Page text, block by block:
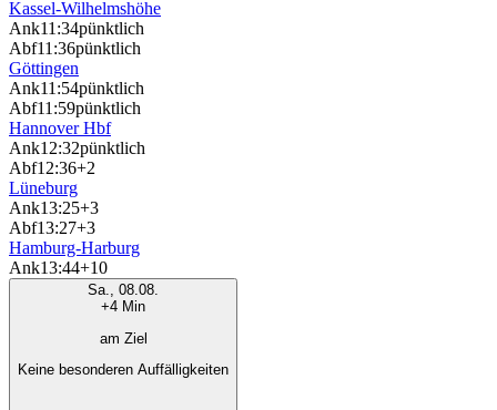
Kassel-Wilhelmshöhe
Ank11:34pünktlich
Abf11:36pünktlich
Göttingen
Ank11:54pünktlich
Abf11:59pünktlich
Hannover Hbf
Ank12:32pünktlich
Abf12:36+2
Lüneburg
Ank13:25+3
Abf13:27+3
Hamburg-Harburg
Ank13:44+10
Sa., 08.08.
+4 Min
am Ziel
Keine besonderen Auffälligkeiten